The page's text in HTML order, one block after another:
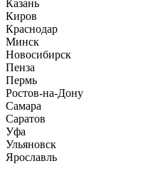
Казань
Киров
Краснодар
Минск
Новосибирск
Пенза
Пермь
Ростов-на-Дону
Самара
Саратов
Уфа
Ульяновск
Ярославль